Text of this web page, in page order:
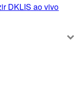
DKLIS ao vivo